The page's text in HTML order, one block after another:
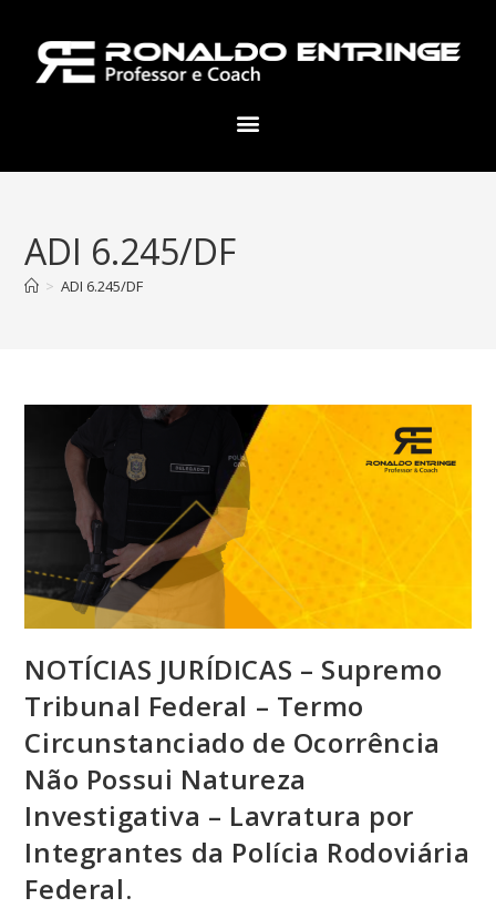
ADI 6.245/DF
> ADI 6.245/DF
NOTÍCIAS JURÍDICAS – Supremo
Tribunal Federal – Termo
Circunstanciado de Ocorrência
Não Possui Natureza
Investigativa – Lavratura por
Integrantes da Polícia Rodoviária
Federal.